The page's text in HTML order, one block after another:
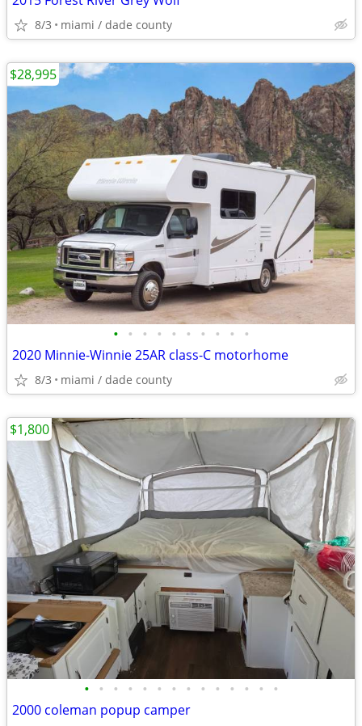
8/3 miami / dade county
• • • • • • • • • •
2020 Minnie-Winnie 25AR class-C motorhome
8/3 miami / dade county
$28,995
• • • • • • • • • • • • • •
2000 coleman popup camper
$1,800